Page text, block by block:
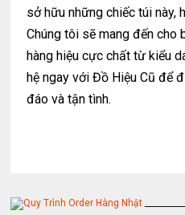
sở hữu những chiếc túi này,
Chúng tôi sẽ mang đến cho
hàng hiệu cực chất từ ​​kiểu
hệ ngay với Đồ Hiệu Cũ để
đáo và tận tình.